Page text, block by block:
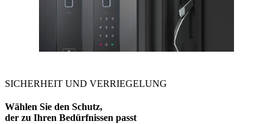
SICHERHEIT UND VERRIEGELUNG
Wählen Sie den Schutz,
der zu Ihren Bedürfnissen passt